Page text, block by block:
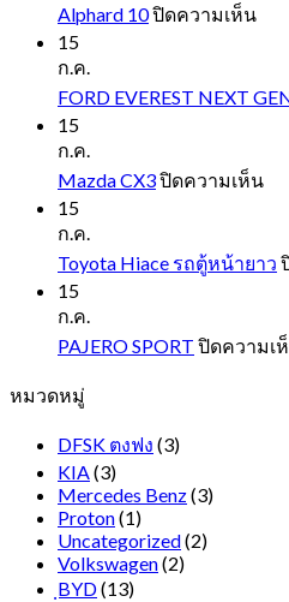
Alphard 10ปิดความเห็นบน
15
ก.ค.
FORD EVEREST NEXT
15
ก.ค.
Mazda CX3ปิดความเห็นบน
15
ก.ค.
Toyota Hiace รถตู้หน้ายาว
15
ก.ค.
PAJERO SPORT ปิดความเ
หมวดหมู่
DFSK ตงฟง (3)
KIA(3)
Mercedes Benz(3)
Proton(1)
Uncategorized(2)
Volkswagen(2)
ฺBYD(13)